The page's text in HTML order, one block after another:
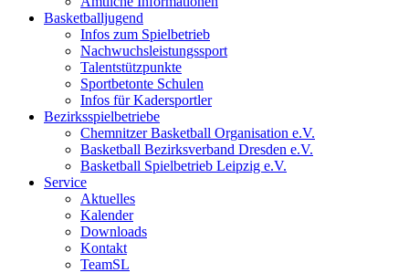
Basketballjugend
Infos zum Spielbetrieb
Nachwuchsleistungssport
Talentstützpunkte
Sportbetonte Schulen
Infos für Kadersportler
Bezirksspielbetriebe
Chemnitzer Basketball Organisation e.V.
Basketball Bezirksverband Dresden e.V.
Basketball Spielbetrieb Leipzig e.V.
Service
Aktuelles
Kalender
Downloads
Kontakt
TeamSL